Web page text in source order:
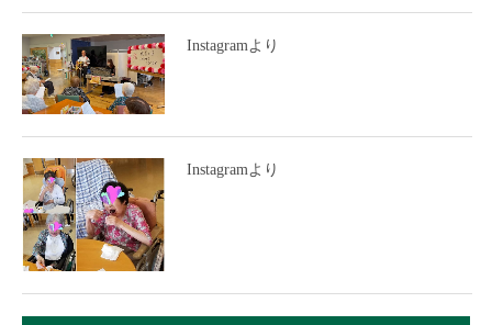
Instagramより
Instagramより